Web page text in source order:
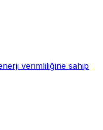
verimliliğine sahip